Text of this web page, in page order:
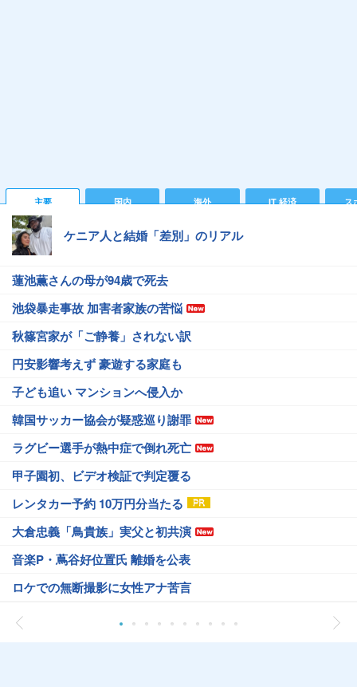
主要 国内 海外 IT 経済 ス
ケニア人と結婚「差別」のリアル
蓮池薫さんの母が94歳で死去
池袋暴走事故 加害者家族の苦悩
秋篠宮家が「ご静養」されない訳
円安影響考えず 豪遊する家庭も
子ども追い マンションへ侵入か
韓国サッカー協会が疑惑巡り謝罪
ラグビー選手が熱中症で倒れ死亡
甲子園初、ビデオ検証で判定覆る
レンタカー予約 10万円分当たる
大倉忠義「鳥貴族」実父と初共演
音楽P・蔦谷好位置氏 離婚を公表
ロケでの無断撮影に女性アナ苦言